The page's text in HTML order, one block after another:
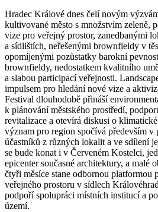
Hradec Králové dnes čelí novým
kultivované město s množstvím zeleně,
vize pro veřejný prostor, zanedbanými
a sídlištích, neřešenými brownfieldy v
opomíjenými pozůstatky barokní
brownfieldy, nedostatkem kvalitního
a slabou participací veřejnosti.
impulsem pro hledání nové vize a
Festival dlouhodobě přináší
k plánování městského prostředí,
revitalizace a otevírá diskusi o
význam pro region spočívá především
účastníků z různých lokalit a ve sdílení
se bude konat i v Červeném Kostelci,
epicenter současné architektury, a malé
čtyři měsíce stane odbornou platformou
veřejného prostoru v sídlech
podpoří spolupráci místních institucí a
území.